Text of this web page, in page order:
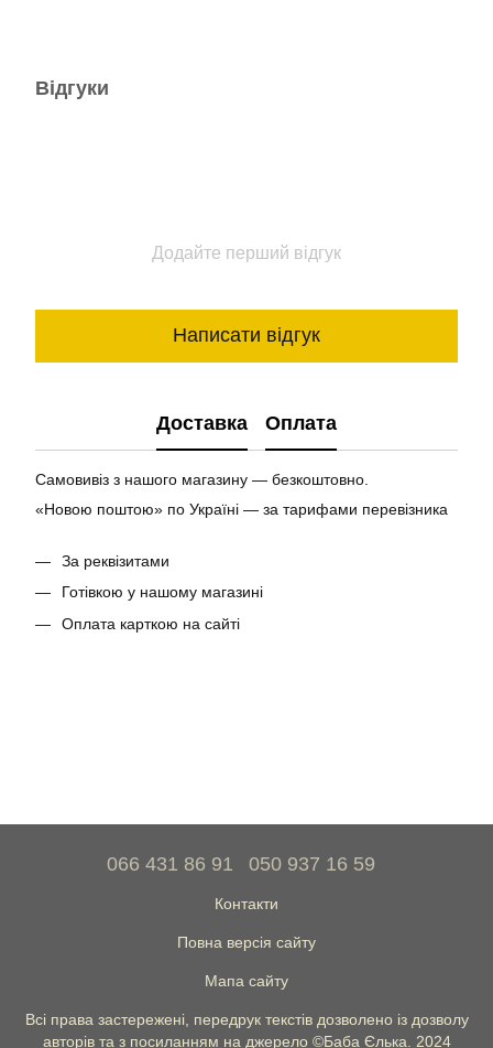
Відгуки
Додайте перший відгук
Написати відгук
Доставка Оплата
Самовивіз з нашого магазину — безкоштовно.
«Новою поштою» по Україні — за тарифами перевізника
За реквізитами
Готівкою у нашому магазині
Оплата карткою на сайті
066 431 86 91 050 937 16 59
Контакти
Повна версія сайту
Мапа сайту
Всі права застережені, передрук текстів дозволено із дозволу
авторів та з посиланням на джерело ©Баба Єлька. 2024